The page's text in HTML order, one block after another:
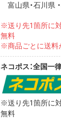
富山県・石川県
※送り先1箇所に
無料
※商品ごとに送料
ネコポス：全国一
※送り先1箇所に
無料